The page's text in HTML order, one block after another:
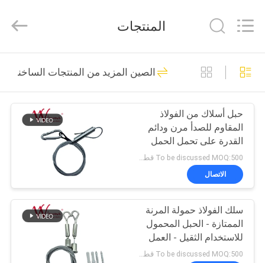
المنزل
المنتجات
أشرطة
فيديو
حولنا
جولة
Spare
Parts
All
Reserved.
قطع غيار محركات
الدراجات النارية
388
قطع غيار الدراجات
النارية الكهربائية
199
المنتجات
الصين المزيد من المنتجات الساخنة
حبل أسلاك من الفولاذ
المقاوم للصدأ مرن ودائم
القدرة على تحمل الحمل
العالي للدعم
To be discussed MOQ:500 قطعة
الاتصال
سلك الفولاذ حمولة المرنة
الممتازة - الحبل المحمول
للاستخدام الثقيل - العمل